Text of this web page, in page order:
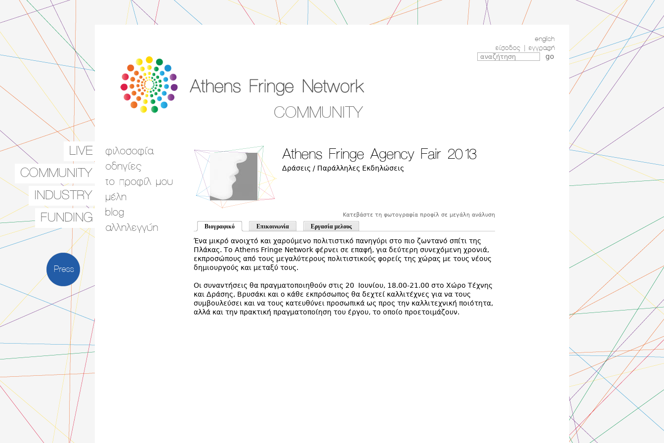
english
είσοδος| εγγραφή
COMMUNITY
Athens Fringe Agency Fair 2013
Δράσεις / Παράλληλες Εκδηλώσεις
Κατεβάστε τη φωτογραφία προφίλ σε μεγάλη ανάλυση
Βιογραφικό Επικοινωνία Εργασία μελους
Ένα μικρό ανοιχτό και χαρούμενο πολιτιστικό πανηγύρι στο πιο ζωντανό σπίτι της
Πλάκας. Το Athens Fringe Network φέρνει σε επαφή, για δεύτερη συνεχόμενη χρονιά,
εκπροσώπους από τους μεγαλύτερους πολιτιστικούς φορείς της χώρας με τους νέους
δημιουργούς και μεταξύ τους.
Οι συναντήσεις θα πραγματοποιηθούν στις 20 Ιουνίου, 18.00-21.00 στο Χώρο Τέχνης
και Δράσης, Βρυσάκι και ο κάθε εκπρόσωπος θα δεχτεί καλλιτέχνες για να τους
συμβουλεύσει και να τους κατευθύνει προσωπικά ως προς την καλλιτεχνική ποιότητα,
αλλά και την πρακτική πραγματοποίηση του έργου, το οποίο προετοιμάζουν.
menu
LIVE
COMMUNITY
INDUSTRY
FUNDING
Press
φιλοσοφία
οδηγίες
το προφίλ μου
μέλη
blog
αλληλεγγύη